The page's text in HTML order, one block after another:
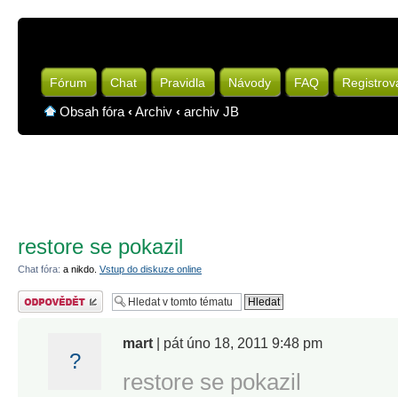
Fórum Chat Pravidla Návody FAQ
Obsah fóra ‹Archiv ‹ archiv JB
restore se pokazil
Chat fóra: a nikdo. Vstup do diskuze online
Odeslat odpověď
?
mart | pát úno 18, 2011 9:48 pm
restore se pokazil